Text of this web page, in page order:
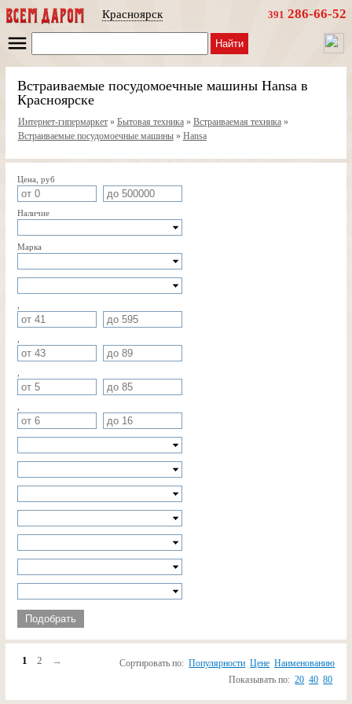
Красноярск 391 286-66-52
Найти
Встраиваемые посудомоечные машины Hansa в
Красноярске
Интернет-гипермаркет» Бытовая техника» Встраиваемая техника»
Встраиваемые посудомоечные машины» Hansa
Цена, руб
Наличие
Марка
Подобрать
1 2 → Сортировать по: Популярности Цене Наименованию
Показывать по: 20 40 80